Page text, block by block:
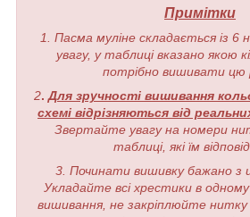
Примітки
1. Пасма муліне складається із
увагу, у таблиці вказано якою
потрібно вишивати цю
2. Для зручності вишивання
схемі відрізняються від
Звертайте увагу на номери
таблиці, які їм
3. Починати вишивку бажано з
Укладайте всі хрестики в
вишивання, не закріплюйте